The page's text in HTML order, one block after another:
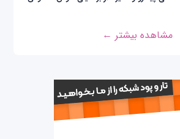
مشاهده بیشتر ←